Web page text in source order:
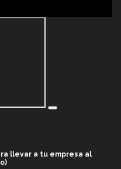
llevar a tu empresa al